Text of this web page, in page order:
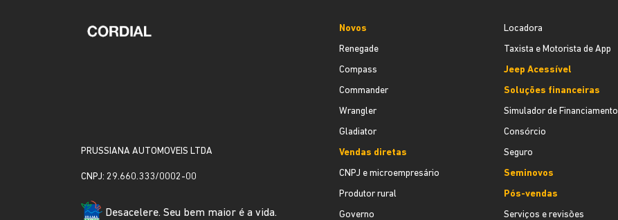
PRUSSIANA AUTOMOVEIS LTDA
CNPJ: 29.660.333/0002-00
Desacelere. Seu bem maior é a vida.
Novos
Renegade
Compass
Commander
Wrangler
Gladiator
Vendas diretas
CNPJ e microempresário
Produtor rural
Governo
Locadora
Taxista e Motorista de App
Jeep Acessível
Soluções financeiras
Simulador de Financiamento
Consórcio
Seguro
Seminovos
Pós-vendas
Serviços e revisões